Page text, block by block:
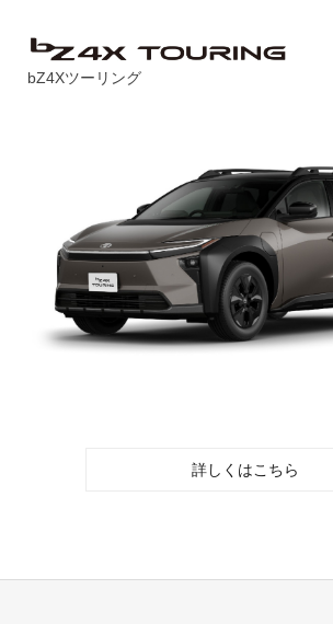
bZ4Xツーリング
詳しくはこちら